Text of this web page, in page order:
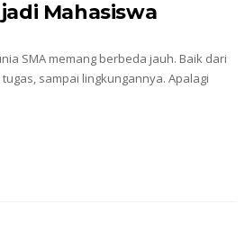
Mahasiswa
SMA memang berbeda jauh. Baik dari
sampai lingkungannya. Apalagi